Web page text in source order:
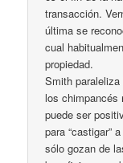
transacción.
última se
cual
propiedad.
Smith
los chimpancés
puede ser
para “castigar”
sólo gozan de